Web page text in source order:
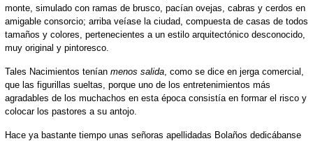
monte, simulado con ramas de brusco, pacían ovejas, cabras y cerdos en
amigable consorcio; arriba veíase la ciudad, compuesta de casas de todos
tamaños y colores, pertenecientes a un estilo arquitectónico desconocido,
muy original y pintoresco.
Tales Nacimientos tenían menos salida, como se dice en jerga comercial,
que las figurillas sueltas, porque uno de los entretenimientos más
agradables de los muchachos en esta época consistía en formar el risco y
colocar los pastores a su antojo.
Hace ya bastante tiempo unas señoras apellidadas Bolaños dedicábanse